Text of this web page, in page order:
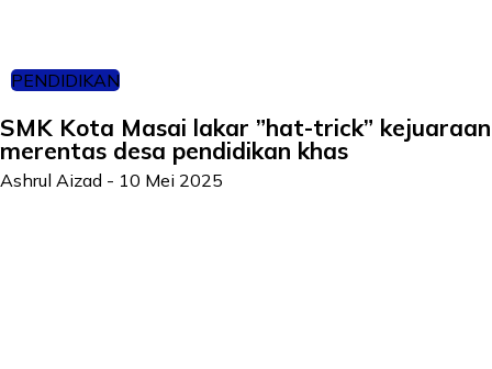
PENDIDIKAN
SMK Kota Masai lakar ”hat-trick” kejuaraan
merentas desa pendidikan khas
Ashrul Aizad - 10 Mei 2025